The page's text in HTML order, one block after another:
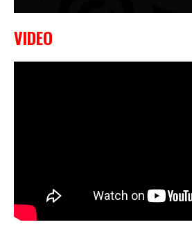
VIDEO